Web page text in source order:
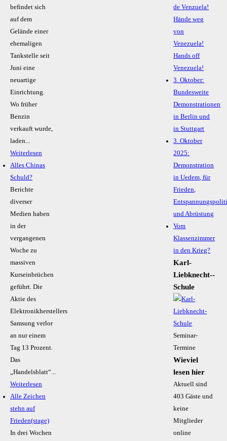
befindet sich
auf dem
Gelände einer
ehemaligen
Tankstelle seit
Juni eine
neuartige
Einrichtung.
Wo früher
Benzin
verkauft wurde,
laden...
Weiterlesen
Alles Chinas
Schuld?
Berichte
diverser
Medien haben
in der
vergangenen
Woche zu
massiven
Kurseinbrüchen
geführt. Die
Aktie des
Elektronikherstellers
Samsung verlor
an nur einem
Tag 13 Prozent.
Das
„Handelsblatt“...
Weiterlesen
Alle Zeichen
stehn auf
Frieden(stage)
In drei Wochen
de Venzuela!
Hände weg
von
Venezuela!
Hands off
Venezuela!
3. Oktober:
Bundesweite
Demonstrationen
in Berlin und
in Stuttgart
3. Oktober
2025:
Demonstration
in Uedem, für
Frieden,
und Abrüstung
Vom
Klassenzimmer
in den Krieg?
Karl-
Liebknecht-­
Schule
Seminar-
Termine
Wieviel
lesen hier
Aktuell sind
403 Gäste und
keine
Mitglieder
online